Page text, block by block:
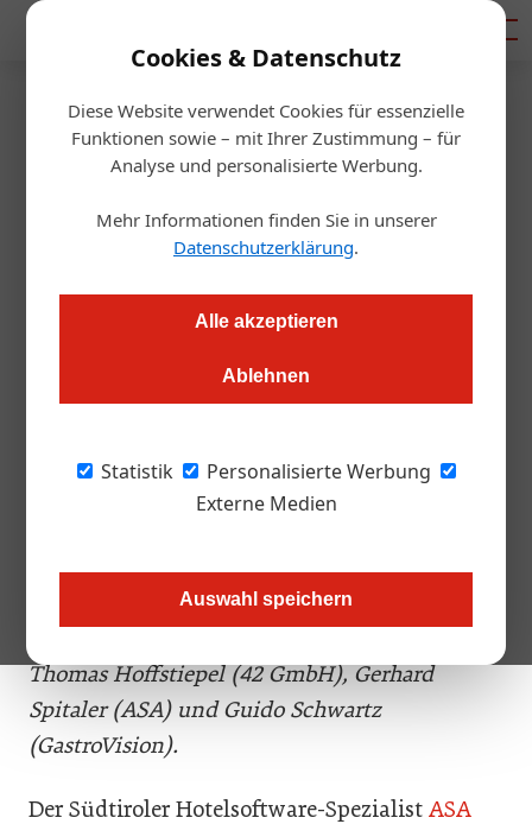
Cookies & Datenschutz
Diese Website verwendet Cookies für essenzielle
Funktionen sowie – mit Ihrer Zustimmung – für
Analyse und personalisierte Werbung.
Mehr Informationen finden Sie in unserer
Datenschutzerklärung.
Alle akzeptieren
Ablehnen
Statistik
Personalisierte Werbung
Externe Medien
Auswahl speichern
Startseite/Handel & Hersteller
Hotel-Software
ASA: Expansion in Österreich
und Deutschland
Sechs neue Vertriebspartnerschaften: Der Südtiroler Hotel-
Region.
(pro Hotel EDV Systeme), Anja Hollmann
(hoga-data), Manfred Kronberger und Monika
Thomas Hoffstiepel (42 GmbH), Gerhard
Spitaler (ASA) und Guido Schwartz
(GastroVision).
Der Südtiroler Hotelsoftware-Spezialist ASA